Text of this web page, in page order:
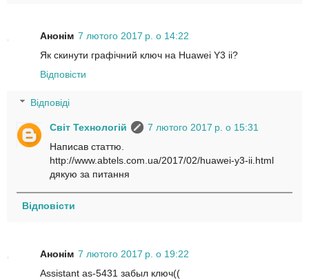
Анонім 7 лютого 2017 р. о 14:22
Як скинути графічний ключ на Huawei Y3 ii?
Відповісти
Відповіді
Світ Технологій
7 лютого 2017 р. о 15:31
Написав статтю.
http://www.abtels.com.ua/2017/02/huawei-y3-ii.html
дякую за питання
Відповісти
Анонім 7 лютого 2017 р. о 19:22
Assistant as-5431 забыл ключ((